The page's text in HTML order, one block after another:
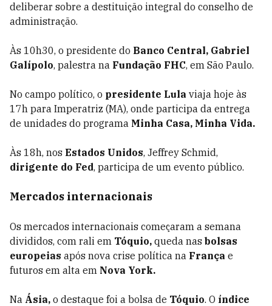
deliberar sobre a destituição integral do conselho de
administração.
Às 10h30, o presidente do Banco Central, Gabriel
Galípolo, palestra na Fundação FHC, em São Paulo.
No campo político, o presidente Lula viaja hoje às
17h para Imperatriz (MA), onde participa da entrega
de unidades do programa Minha Casa, Minha Vida.
Às 18h, nos Estados Unidos, Jeffrey Schmid,
dirigente do Fed, participa de um evento público.
Mercados internacionais
Os mercados internacionais começaram a semana
divididos, com rali em Tóquio, queda nas bolsas
europeias após nova crise política na França e
futuros em alta em Nova York.
Na Ásia, o destaque foi a bolsa de Tóquio. O índice